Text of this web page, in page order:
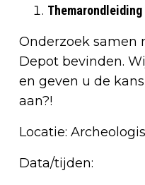
Themarondleiding
Onderzoek samen
Depot bevinden.
en geven u de
aan?!
Locatie:
Data/tijden: